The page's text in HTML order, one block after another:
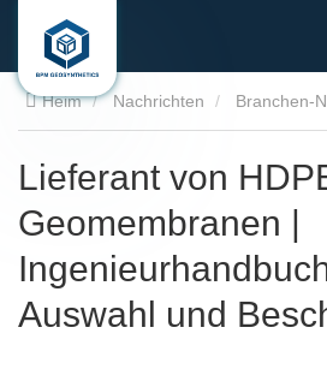
Heim Nachrichten Branchen-
und Beschaffung
Lieferant von
Geomembranen |
Auswahl und